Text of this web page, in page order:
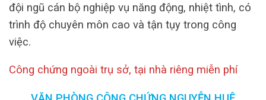
đội ngũ cán bộ nghiệp vụ năng động, nhiệt tình, có
trình độ chuyên môn cao và tận tụy trong công
việc.
Công chứng ngoài trụ sở, tại nhà riêng miễn phí